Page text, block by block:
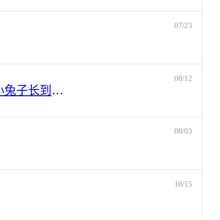
07/23
08/12
编程基础练习题及答案：有一对兔子，从出生后第3个月起每个月都生一对兔子，小兔子长到第三个月后每个月又生一 对兔子，假如兔子都不死，问每个月的兔子总数为多少？
08/03
10/15